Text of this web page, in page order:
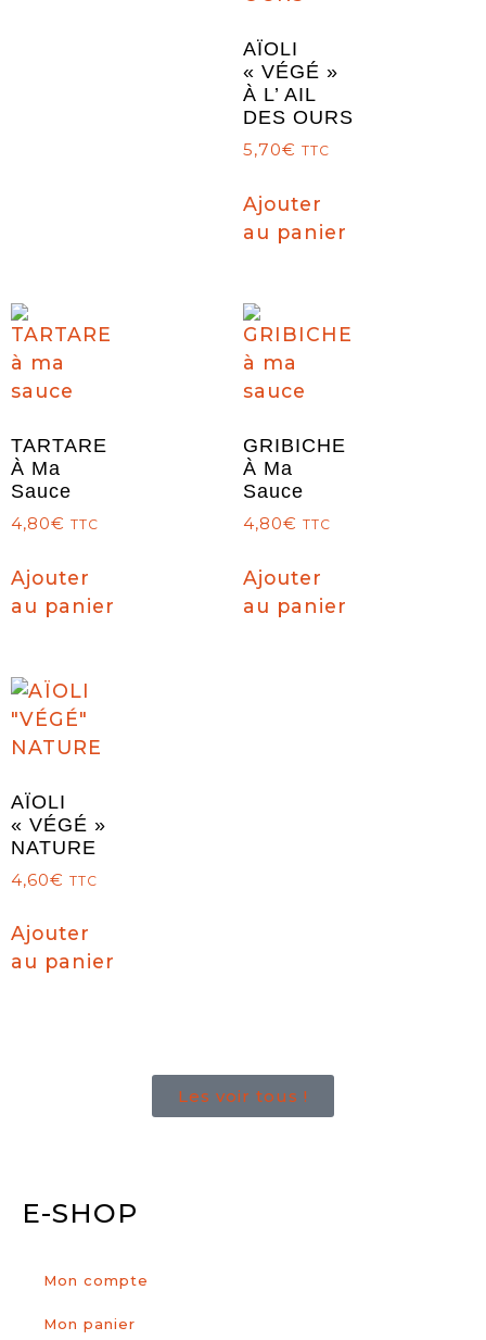
AÏOLI
« VÉGÉ »
À L’ AIL
DES OURS
5,70€ TTC
Ajouter
au panier
TARTARE
À Ma
Sauce
4,80€ TTC
Ajouter
au panier
GRIBICHE
À Ma
Sauce
4,80€ TTC
Ajouter
au panier
AÏOLI
« VÉGÉ »
NATURE
4,60€ TTC
Ajouter
au panier
Les voir tous !
E-SHOP
Mon compte
Mon panier